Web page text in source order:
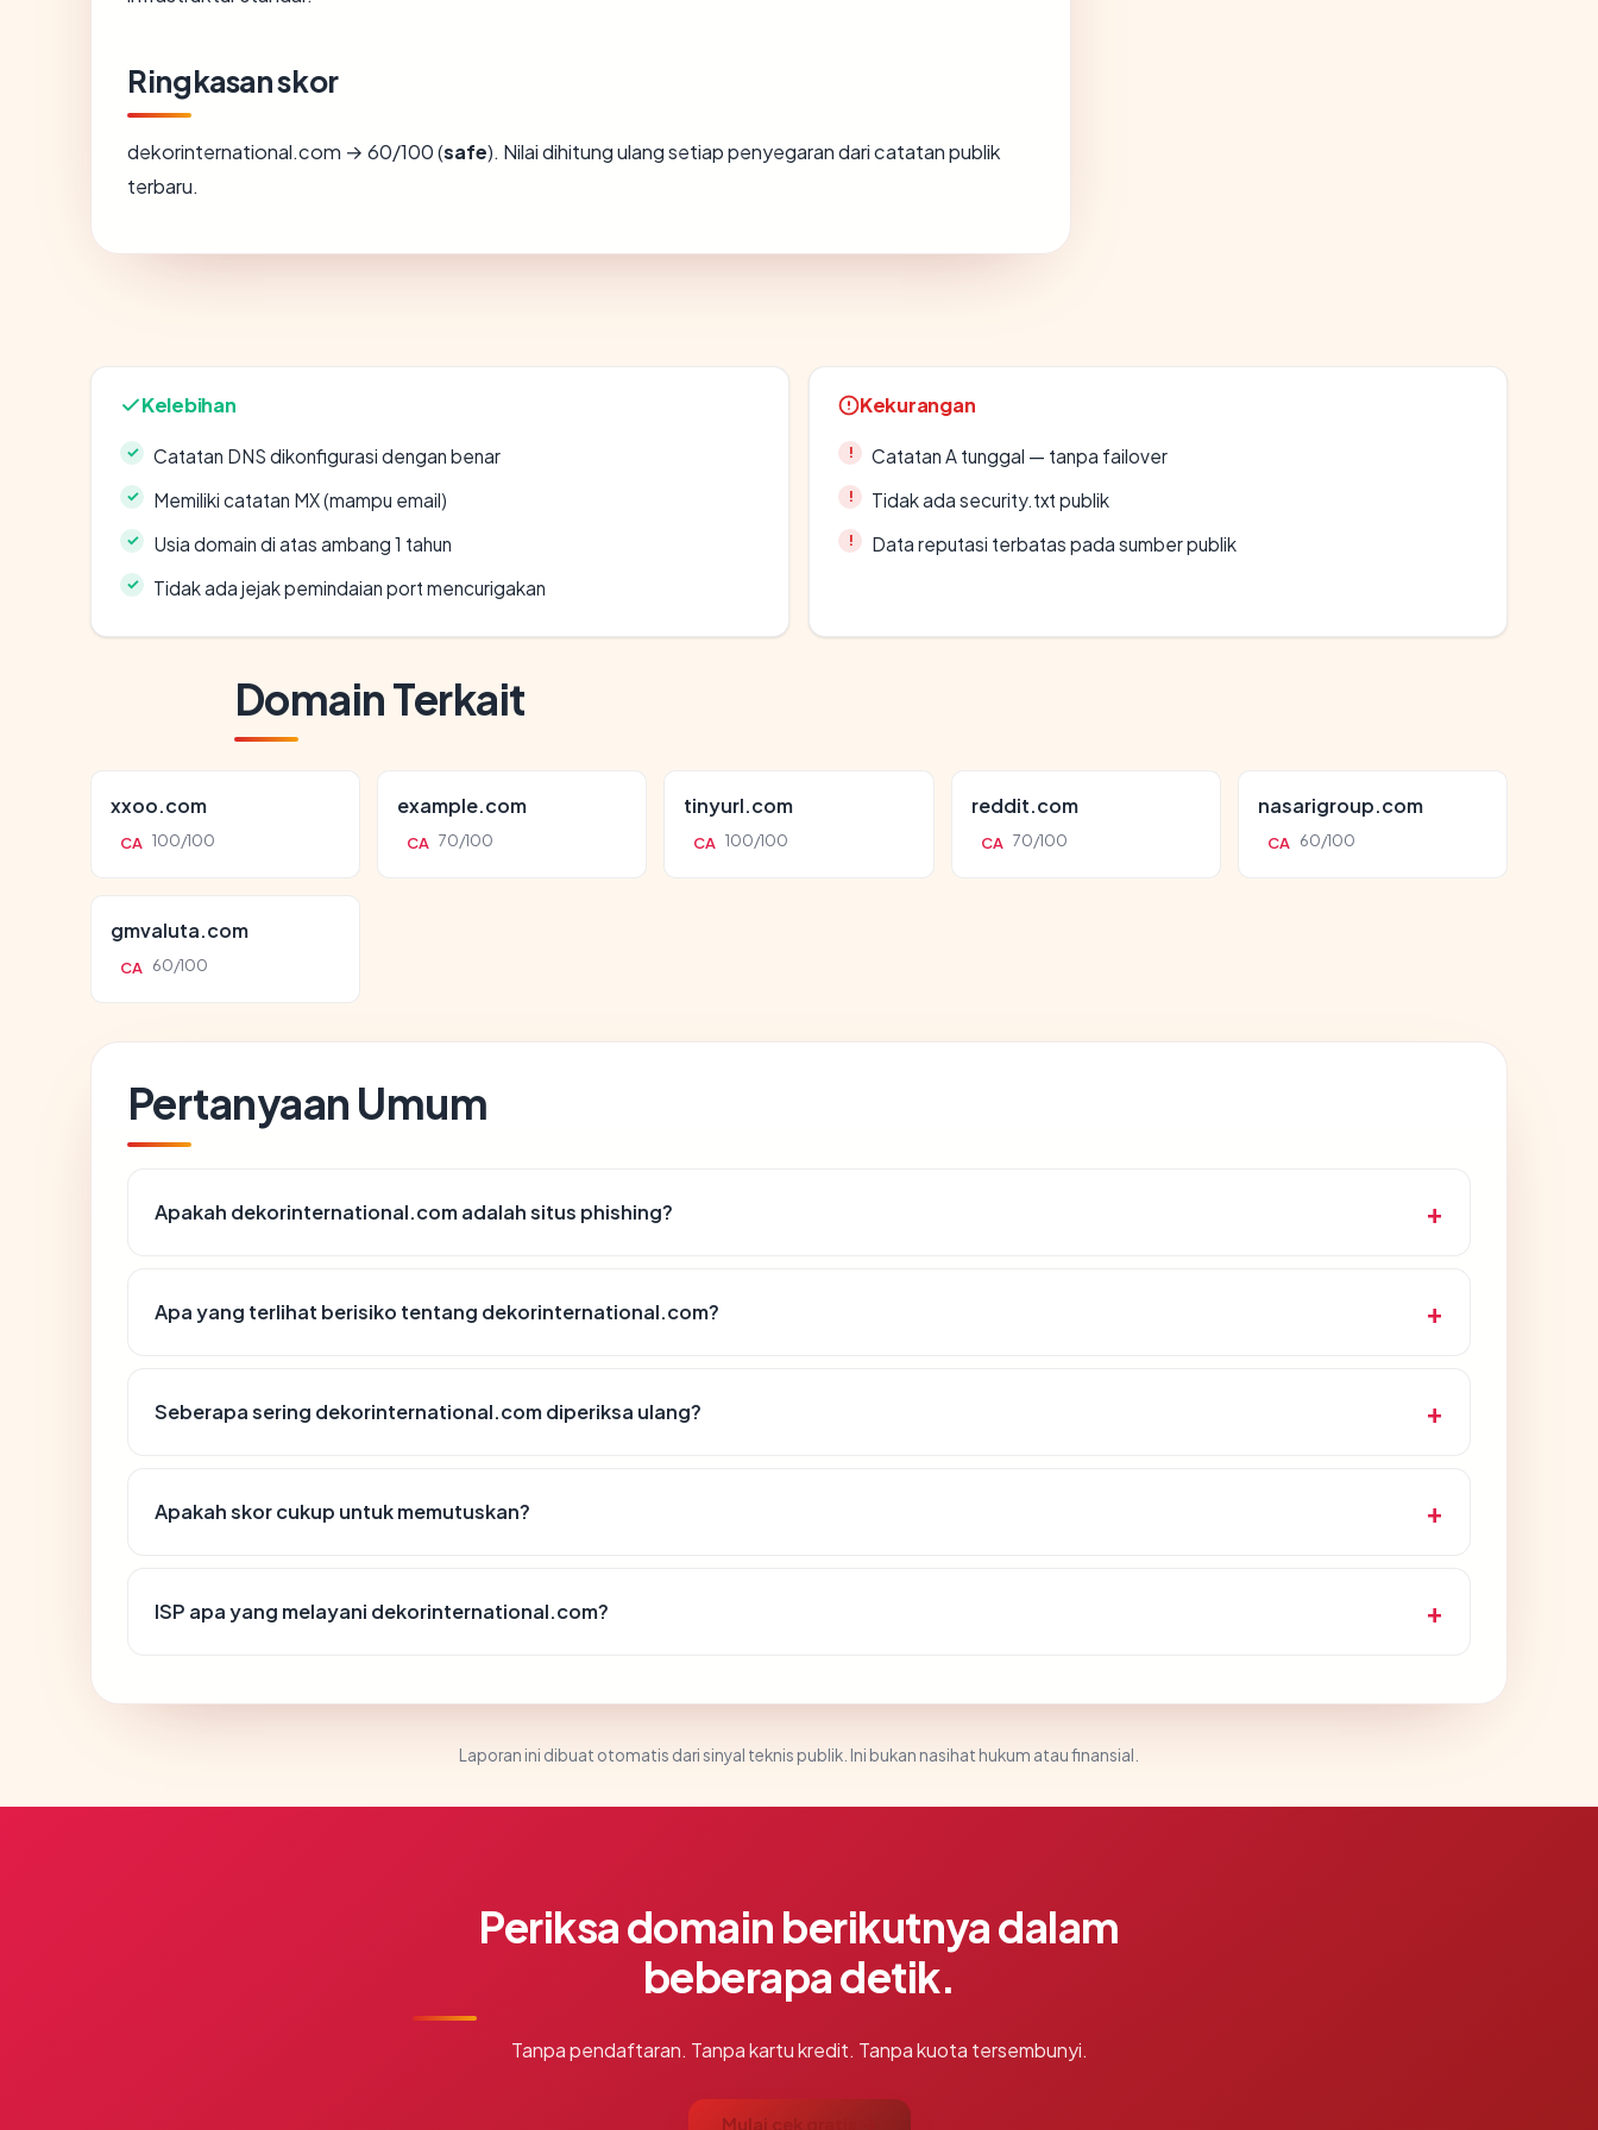
Ringkasan skor
dekorinternational.com → 60/100 (safe). Nilai dihitung ulang setiap penyegaran dari catatan publik
terbaru.
Kelebihan
Catatan DNS dikonfigurasi dengan benar
Memiliki catatan MX (mampu email)
Usia domain di atas ambang 1 tahun
Tidak ada jejak pemindaian port mencurigakan
Kekurangan
Catatan A tunggal — tanpa failover
Tidak ada security.txt publik
Data reputasi terbatas pada sumber publik
Domain Terkait
xxoo.com
CA 100/100
example.com
CA 70/100
tinyurl.com
CA 100/100
reddit.com
CA 70/100
nasarigroup.com
CA 60/100
gmvaluta.com
CA 60/100
Pertanyaan Umum
Apakah dekorinternational.com adalah situs phishing?
Apa yang terlihat berisiko tentang dekorinternational.com?
Seberapa sering dekorinternational.com diperiksa ulang?
Apakah skor cukup untuk memutuskan?
ISP apa yang melayani dekorinternational.com?
Laporan ini dibuat otomatis dari sinyal teknis publik. Ini bukan nasihat hukum atau finansial.
Periksa domain berikutnya dalam
beberapa detik.
Tanpa pendaftaran. Tanpa kartu kredit. Tanpa kuota tersembunyi.
Mulai cek gratis →